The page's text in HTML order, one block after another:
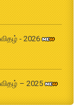
- 2026
– 2025